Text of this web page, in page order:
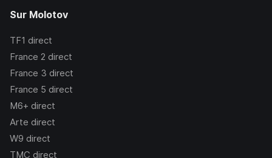
Sur Molotov
TF1 direct
France 2 direct
France 3 direct
France 5 direct
M6+ direct
Arte direct
W9 direct
TMC direct